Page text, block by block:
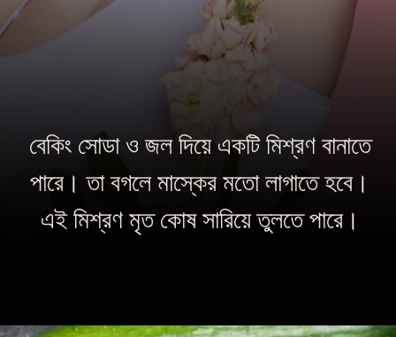
বেকিং সোডা ও জল দিয়ে একটি মিশ্রণ বানাতে
পারে। তা বগলে মাস্কের মতো লাগাতে হবে।
এই মিশ্রণ মৃত কোষ সারিয়ে তুলতে পারে।